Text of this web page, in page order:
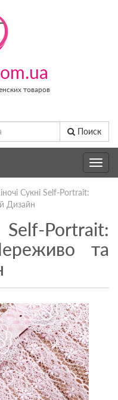
товаров
Поиск
Toggle
Сукні Self-Portrait:
Дизайн
Portrait:
та